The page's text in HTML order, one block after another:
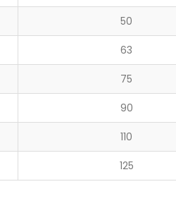
50
63
75
90
110
125